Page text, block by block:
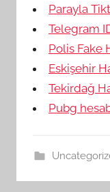
Parayla
Telegram
Polis Fake
Eskişehir
Tekirdağ
Pubg